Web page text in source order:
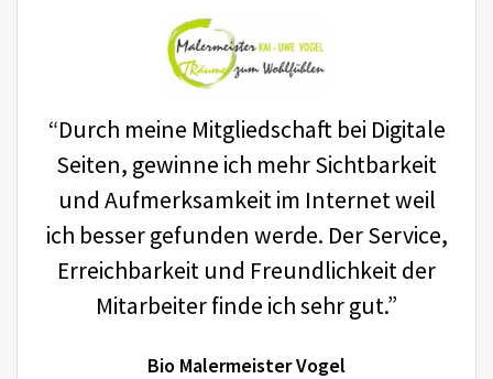
“Durch meine Mitgliedschaft bei Digitale
Seiten, gewinne ich mehr Sichtbarkeit
und Aufmerksamkeit im Internet weil
ich besser gefunden werde. Der Service,
Erreichbarkeit und Freundlichkeit der
Mitarbeiter finde ich sehr gut.”
Bio Malermeister Vogel